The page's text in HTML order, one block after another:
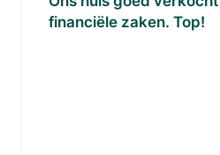
financiële zaken. Top!